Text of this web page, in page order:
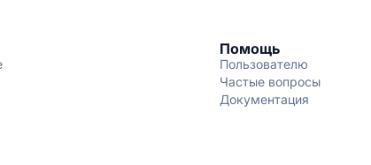
Помощь
Пользователю
Частые вопросы
Документация